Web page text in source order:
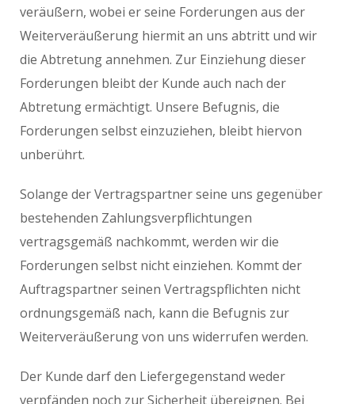
veräußern, wobei er seine Forderungen aus der
Weiterveräußerung hiermit an uns abtritt und wir
die Abtretung annehmen. Zur Einziehung dieser
Forderungen bleibt der Kunde auch nach der
Abtretung ermächtigt. Unsere Befugnis, die
Forderungen selbst einzuziehen, bleibt hiervon
unberührt.
Solange der Vertragspartner seine uns gegenüber
bestehenden Zahlungsverpflichtungen
vertragsgemäß nachkommt, werden wir die
Forderungen selbst nicht einziehen. Kommt der
Auftragspartner seinen Vertragspflichten nicht
ordnungsgemäß nach, kann die Befugnis zur
Weiterveräußerung von uns widerrufen werden.
Der Kunde darf den Liefergegenstand weder
verpfänden noch zur Sicherheit übereignen. Bei